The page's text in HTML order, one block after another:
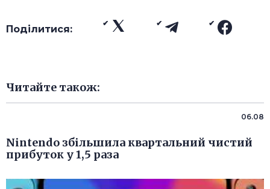
Поділитися:
Читайте також:
06.08
Nintendo збільшила квартальний чистий
прибуток у 1,5 раза